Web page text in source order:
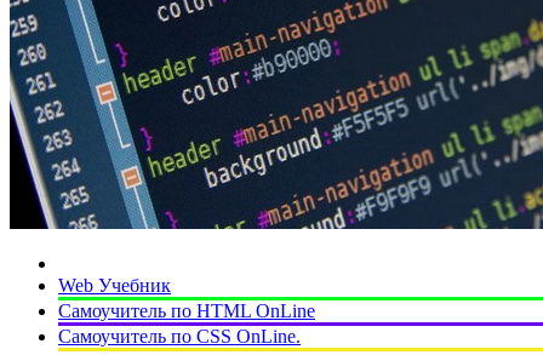
Web Учебник
Самоучитель по HTML OnLine
Самоучитель по CSS OnLine.